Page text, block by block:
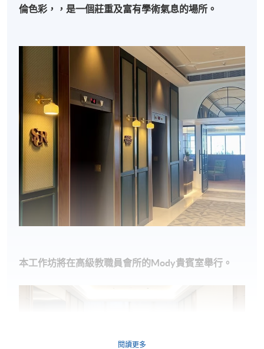
倫色彩，，是一個莊重及富有學術氣息的場所。
本工作坊將在高級教職員會所的Mody貴賓室舉行。
閱讀更多